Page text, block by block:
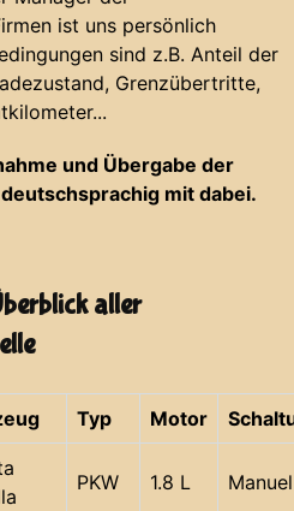
ist uns persönlich
sind z.B. Anteil der
Grenzübertritte,
und Übergabe der
mit dabei.
aller
Typ Motor
PKW 1.8 L